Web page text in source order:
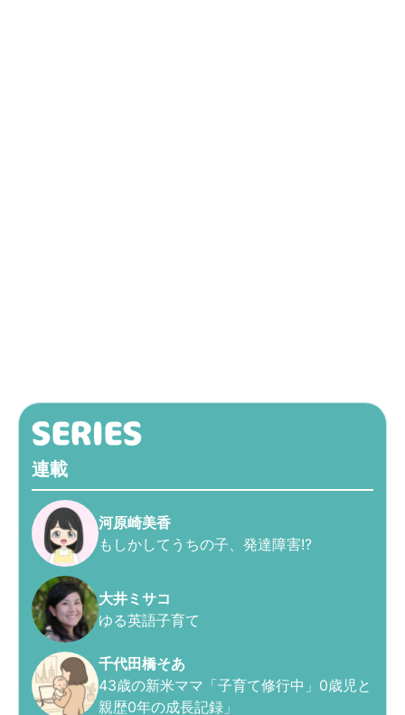
連載
河原崎美香
もしかしてうちの子、発達障害!?
大井ミサコ
ゆる英語子育て
千代田橋そあ
43歳の新米ママ「子育て修行中」0歳児と
親歴0年の成長記録」